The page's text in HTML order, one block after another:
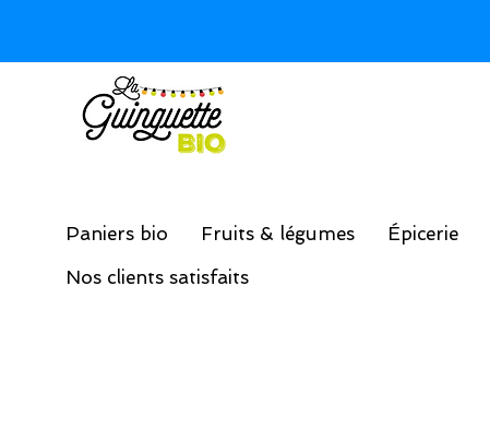
Paniers bio Fruits & légumes Épicerie
Nos clients satisfaits